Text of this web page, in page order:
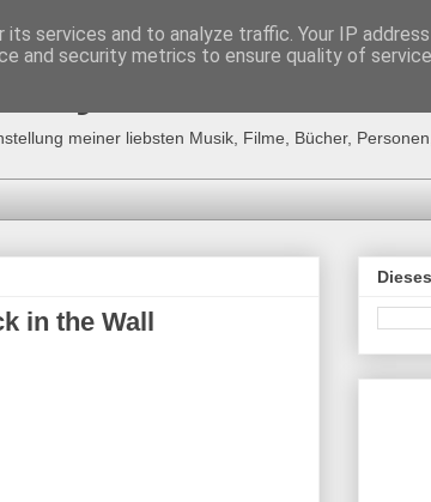
meiner liebsten Musik, Filme, Bücher,
in the Wall
services and to analyze traffic. Your IP
and security metrics to ensure quality of